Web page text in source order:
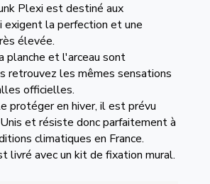
Plexi est destiné aux
exigent la perfection et une
élevée.
planche et l'arceau sont
retrouvez les mêmes sensations
officielles.
protéger en hiver, il est prévu
et résiste donc parfaitement à
climatiques en France.
livré avec un kit de fixation mural.